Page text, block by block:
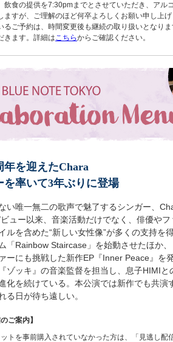
飲食の提供を7:30pmまでとさせていただき、アル
ますが、ご理解のほど何卒よろしくお願い申し上
るご予約は、時間変更後も継続の取り扱いとなり
きます。詳細はこちらからご確認ください。
年を迎えたChara
を率いて3年ぶりに登場
い唯一無二の歌声で魅了するシンガー、
ュー以来、音楽活動だけでなく、俳優や
ルを含めた“新しい女性像”が多くの支持を
「Rainbow Staircase」を始動させたほか
ーにも挑戦した新作EP『Inner Peace』を
ゾッキ』の音楽監督を担当し、息子HIMI
化を続けている。本公演では新作でも共
る日が待ち遠しい。
ご案内】
トを事前購入されていなかった方は、「見逃し